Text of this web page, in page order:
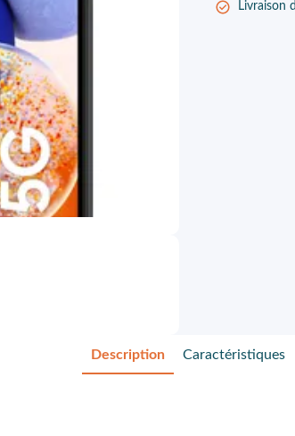
Livraison
Description Caractéristiques